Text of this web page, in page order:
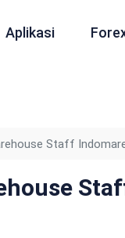
Aplikasi
Staff